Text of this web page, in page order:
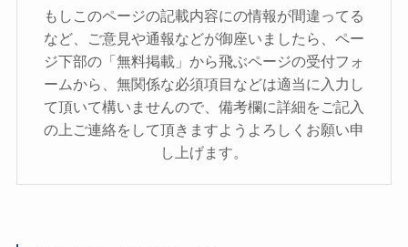
もしこのページの記載内容にの情報が間違ってる
など、ご意見や通報などが御座いましたら、ペー
ジ下部の「無料掲載」から飛ぶページの受付フォ
ームから、無関係な必須項目などは適当に入力し
て頂いて構いませんので、備考欄に詳細をご記入
の上ご連絡をして頂きますようよろしくお願い申
し上げます。